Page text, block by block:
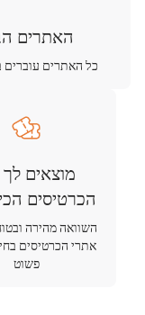
האתרים
כל האתרים עוברים
מוצאים
הכרטיסים
השוואה מהירה
אתרי הכרטיסים
פשוט